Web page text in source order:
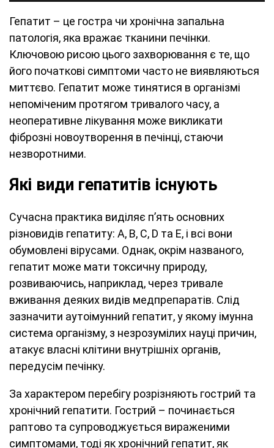
Гепатит – це гостра чи хронічна запальна
патологія, яка вражає тканини печінки.
Ключовою рисою цього захворювання є те, що
його початкові симптоми часто не виявляються
миттєво. Гепатит може тинятися в організмі
непоміченим протягом тривалого часу, а
неоперативне лікування може викликати
фіброзні новоутворення в печінці, стаючи
незворотними.
Які види гепатитів існують
Сучасна практика виділяє п’ять основних
різновидів гепатиту: A, B, C, D та E, і всі вони
обумовлені вірусами. Однак, окрім названого,
гепатит може мати токсичну природу,
розвиваючись, наприклад, через тривале
вживання деяких видів медпрепаратів. Слід
зазначити аутоімунний гепатит, у якому імунна
система організму, з незрозумілих науці причин,
атакує власні клітини внутрішніх органів,
передусім печінку.
За характером перебігу розрізняють гострий та
хронічний гепатити. Гострий – починається
раптово та супроводжується вираженими
симптомами, тоді як хронічний гепатит, як